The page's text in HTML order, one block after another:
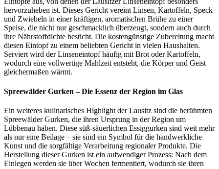
hervorzuheben ist. Dieses Gericht vereint Linsen, Kartoffeln, Speck
und Zwiebeln in einer kräftigen, aromatischen Brühe zu einer
Speise, die nicht nur geschmacklich überzeugt, sondern auch durch
ihre Nährstoffdichte besticht. Die kostengünstige Zubereitung macht
diesen Eintopf zu einem beliebten Gericht in vielen Haushalten.
Serviert wird der Linseneintopf häufig mit Brot oder Kartoffeln,
wodurch eine vollwertige Mahlzeit entsteht, die Körper und Geist
gleichermaßen wärmt.
Spreewälder Gurken – Die Essenz der Region im Glas
Ein weiteres kulinarisches Highlight der Lausitz sind die berühmten
Spreewälder Gurken, die ihren Ursprung in der Region um
Lübbenau haben. Diese süß-säuerlichen Essiggurken sind weit mehr
als nur eine Beilage – sie sind ein Symbol für die handwerkliche
Kunst und die sorgfältige Verarbeitung regionaler Produkte. Die
Herstellung dieser Gurken ist ein aufwendiger Prozess: Nach dem
Einlegen werden sie über Wochen fermentiert, wodurch sie ihren